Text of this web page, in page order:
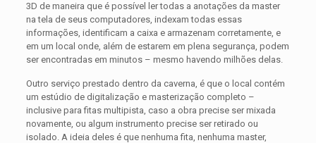
3D de maneira que é possível ler todas a anotações da master
na tela de seus computadores, indexam todas essas
informações, identificam a caixa e armazenam corretamente, e
em um local onde, além de estarem em plena segurança, podem
ser encontradas em minutos – mesmo havendo milhões delas.
Outro serviço prestado dentro da caverna, é que o local contém
um estúdio de digitalização e masterização completo –
inclusive para fitas multipista, caso a obra precise ser mixada
novamente, ou algum instrumento precise ser retirado ou
isolado. A ideia deles é que nenhuma fita, nenhuma master,